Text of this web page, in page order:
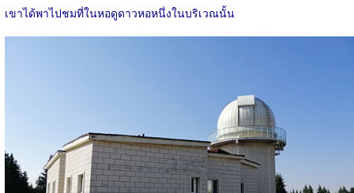
เขาได้พาไปชมที่ในหอดูดาวหอหนึ่งในบริเวณนั้น